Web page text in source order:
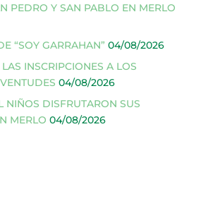
PEDRO Y SAN PABLO EN MERLO
“SOY GARRAHAN” 04/08/2026
INSCRIPCIONES A LOS
04/08/2026
NIÑOS DISFRUTARON SUS
MERLO 04/08/2026